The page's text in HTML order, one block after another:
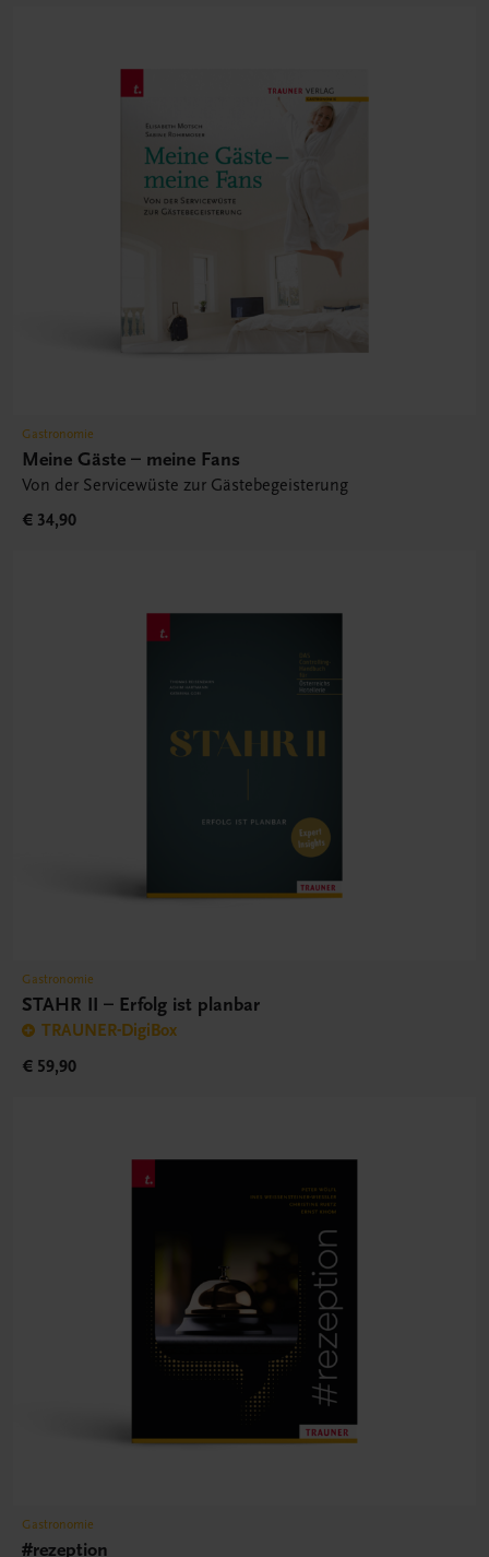
Gastronomie
Meine Gäste – meine Fans
Von der Servicewüste zur Gästebegeisterung
€ 34,90
Gastronomie
STAHR II – Erfolg ist planbar
TRAUNER-DigiBox
€ 59,90
Gastronomie
#rezeption